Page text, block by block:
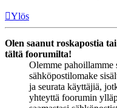
Ylös
Olen saanut roskapostia
tältä foorumilta!
Olemme
sähköpostilomake
ja seurata käyttäjiä,
yhteyttä foorumin